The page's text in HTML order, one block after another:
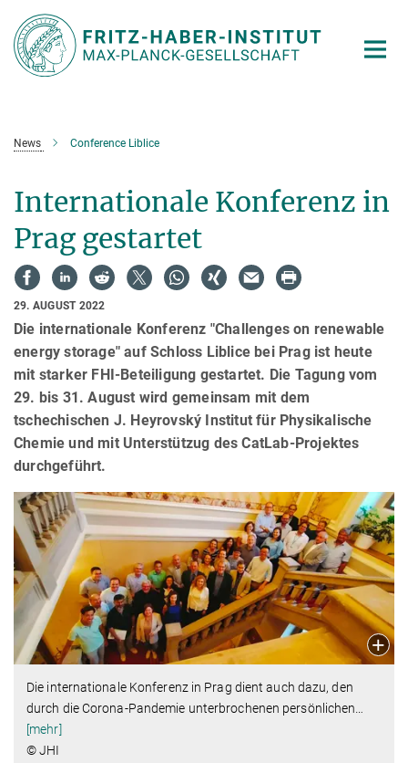
Hauptinhalt
News Conference Liblice
Internationale Konferenz in
Prag gestartet
29. AUGUST 2022
Die internationale Konferenz "Challenges on renewable
energy storage" auf Schloss Liblice bei Prag ist heute
mit starker FHI-Beteiligung gestartet. Die Tagung vom
29. bis 31. August wird gemeinsam mit dem
tschechischen J. Heyrovský Institut für Physikalische
Chemie und mit Unterstützug des CatLab-Projektes
durchgeführt.
Die internationale Konferenz in Prag dient auch dazu, den
durch die Corona-Pandemie unterbrochenen persönlichen
[mehr]
© JHI